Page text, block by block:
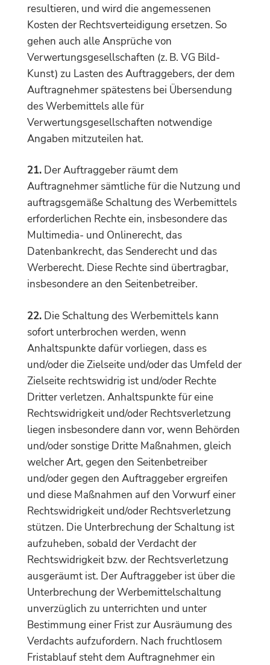
resultieren, und wird die angemessenen
Kosten der Rechtsverteidigung ersetzen. So
gehen auch alle Ansprüche von
Verwertungsgesellschaften (z. B. VG Bild-
Kunst) zu Lasten des Auftraggebers, der dem
Auftragnehmer spätestens bei Übersendung
des Werbemittels alle für
Verwertungsgesellschaften notwendige
Angaben mitzuteilen hat.
21.Der Auftraggeber räumt dem
Auftragnehmer sämtliche für die Nutzung und
auftragsgemäße Schaltung des Werbemittels
erforderlichen Rechte ein, insbesondere das
Multimedia- und Onlinerecht, das
Datenbankrecht, das Senderecht und das
Werberecht. Diese Rechte sind übertragbar,
insbesondere an den Seitenbetreiber.
22.Die Schaltung des Werbemittels kann
sofort unterbrochen werden, wenn
Anhaltspunkte dafür vorliegen, dass es
und/oder die Zielseite und/oder das Umfeld der
Zielseite rechtswidrig ist und/oder Rechte
Dritter verletzen. Anhaltspunkte für eine
Rechtswidrigkeit und/oder Rechtsverletzung
liegen insbesondere dann vor, wenn Behörden
und/oder sonstige Dritte Maßnahmen, gleich
welcher Art, gegen den Seitenbetreiber
und/oder gegen den Auftraggeber ergreifen
und diese Maßnahmen auf den Vorwurf einer
Rechtswidrigkeit und/oder Rechtsverletzung
stützen. Die Unterbrechung der Schaltung ist
aufzuheben, sobald der Verdacht der
Rechtswidrigkeit bzw. der Rechtsverletzung
ausgeräumt ist. Der Auftraggeber ist über die
Unterbrechung der Werbemittelschaltung
unverzüglich zu unterrichten und unter
Bestimmung einer Frist zur Ausräumung des
Verdachts aufzufordern. Nach fruchtlosem
Fristablauf steht dem Auftragnehmer ein